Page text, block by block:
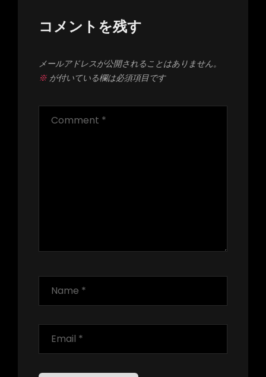
コメントを残す
メールアドレスが公開されることはありません。
※が付いている欄は必須項目です